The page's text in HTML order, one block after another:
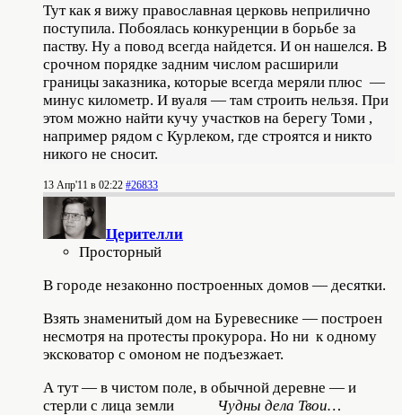
Тут как я вижу православная церковь неприлично
поступила. Побоялась конкуренции в борьбе за
паству. Ну а повод всегда найдется. И он нашелся. В
срочном порядке задним числом расширили
границы заказника, которые всегда меряли плюс —
минус километр. И вуаля — там строить нельзя. При
этом можно найти кучу участков на берегу Томи ,
например рядом с Курлеком, где строятся и никто
никого не сносит.
13 Апр'11 в 02:22 #26833
Церителли
Просторный
В городе незаконно построенных домов — десятки.
Взять знаменитый дом на Буревеснике — построен
несмотря на протесты прокурора. Но ни к одному
эксковатор с омоном не подъезжает.
А тут — в чистом поле, в обычной деревне — и
стерли с лица земли
Чудны дела Твои…